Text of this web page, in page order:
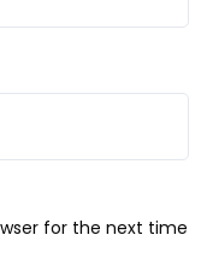
for the next time